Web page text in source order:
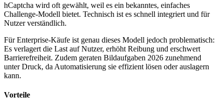
hCaptcha wird oft gewählt, weil es ein bekanntes, einfaches
Challenge-Modell bietet. Technisch ist es schnell integriert und für
Nutzer verständlich.
Für Enterprise-Käufe ist genau dieses Modell jedoch problematisch:
Es verlagert die Last auf Nutzer, erhöht Reibung und erschwert
Barrierefreiheit. Zudem geraten Bildaufgaben 2026 zunehmend
unter Druck, da Automatisierung sie effizient lösen oder auslagern
kann.
Vorteile